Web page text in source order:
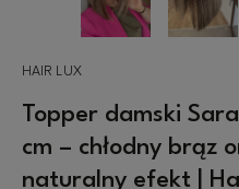
HAIR LUX
Topper damski
cm – chłodny brąz
naturalny efekt |